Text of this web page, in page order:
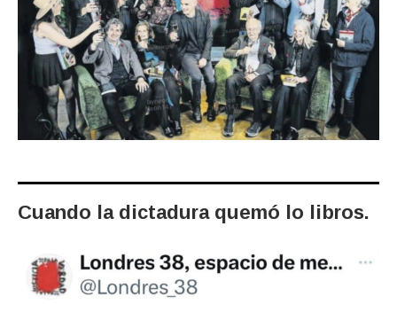
Cuando la dictadura quemó lo libros.